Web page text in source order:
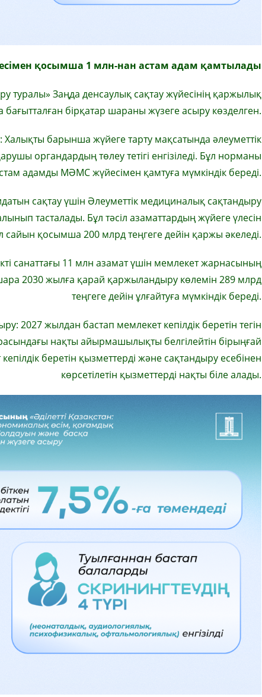
қосымша 1 млн-нан астам адам қамтылады
туралы» Заңда денсаулық сақтау жүйесінің қаржылық
бағытталған бірқатар шараны жүзеге асыру көзделген.
барынша жүйеге тарту мақсатында әлеуметтік
органдардың төлеу тетігі енгізіледі. Бұл норманы
адамды МӘМС жүйесімен қамтуға мүмкіндік береді.
сақтау үшін Әлеуметтік медициналық сақтандыру
тасталады. Бұл тәсіл азаматтардың жүйеге үлесін
қосымша 200 млрд теңгеге дейін қаржы әкеледі.
санаттағы 11 млн азамат үшін мемлекет жарнасының
2030 жылға қарай қаржыландыру көлемін 289 млрд
теңгеге дейін ұлғайтуға мүмкіндік береді.
2027 жылдан бастап мемлекет кепілдік беретін тегін
нақты айырмашылықты белгілейтін бірыңғай
беретін қызметтерді және сақтандыру есебінен
көрсетілетін қызметтерді нақты біле алады.